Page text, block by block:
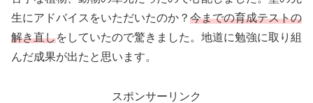
生にアドバイスをいただいたのか？ 今までの育成テストの
解き直しをしていたので驚きました。地道に勉強に取り組
んだ成果が出たと思います。
スポンサーリンク